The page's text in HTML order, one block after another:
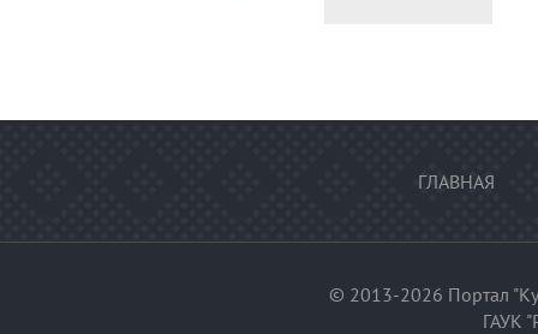
ГЛАВНАЯ
© 2013-2026 Портал
ГАУК